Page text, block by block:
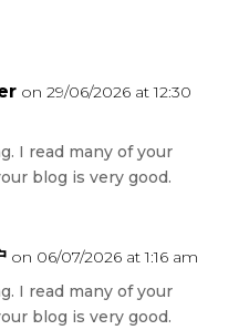
on 29/06/2026 at 12:30
I read many of your
blog is very good.
on 06/07/2026 at 1:16 am
I read many of your
blog is very good.